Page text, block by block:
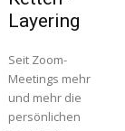
Layering
Seit Zoom-
Meetings mehr
und mehr die
persönlichen